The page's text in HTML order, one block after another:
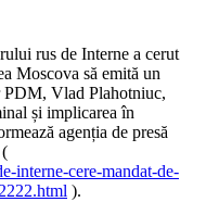
rus de Interne a cerut
Moscova să emită un
PDM, Vlad Plahotniuc,
și implicarea în
agenția de presă
interne-cere-mandat-de-
).